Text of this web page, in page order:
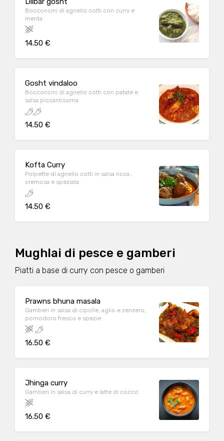
Bocconcini di agnello cotti con curry e
menta
14.50 €
Gosht vindaloo
Bocconcini di agnello cotti con patate e
salsa piccantissima
14.50 €
Kofta Curry
Polpette di agnello cotti in salsa ricca ,
cremosa e speziata
14.50 €
Mughlai di pesce e gamberi
Piatti a base di curry con pesce o gamberi
Prawns bhuna masala
Gamberi in salsa di cipolle, aglio e zenzero,
pomodoro fresco e spezie
16.50 €
Jhinga curry
Gamberi in salsa di curry e latte di cocco
16.50 €